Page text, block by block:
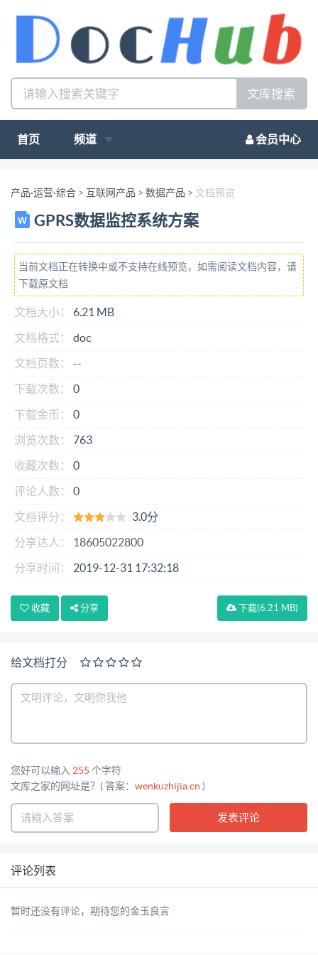
文库搜索
首页 频道 会员中心
产品·运营·综合 > 互联网产品 > 数据产品 > 文档预览
GPRS数据监控系统方案
当前文档正在转换中或不支持在线预览，如需阅读文档内容，请
下载原文档
文档大小：
6.21 MB
文档格式：
doc
文档页数：
--
下载次数：
0
下载金币：
0
浏览次数：
763
收藏次数：
0
评论人数：
0
文档评分：
3.0分
分享达人：
18605022800
分享时间：
2019-12-31 17:32:18
下载(6.21 MB)
收藏 分享
给文档打分
您好可以输入 255 个字符
文库之家的网址是？( 答案： wenkuzhijia.cn )
评论列表
暂时还没有评论，期待您的金玉良言